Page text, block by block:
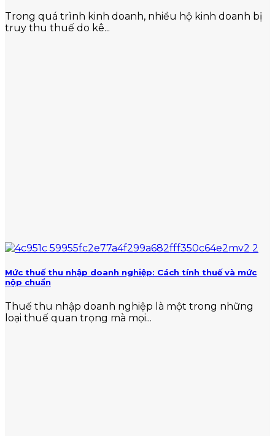
Trong quá trình kinh doanh, nhiều hộ kinh doanh bị
truy thu thuế do kê...
Mức thuế thu nhập doanh nghiệp: Cách tính thuế và mức
nộp chuẩn
Thuế thu nhập doanh nghiệp là một trong những
loại thuế quan trọng mà mọi...